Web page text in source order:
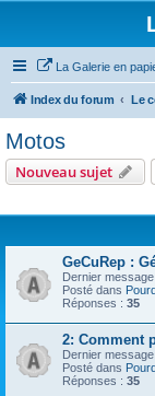
La Galerie en
Index du forum
Motos
Nouveau sujet
GeCuRep :
Dernier
Posté dans
Réponses : 35
2: Comment
Dernier
Posté dans
Réponses : 35